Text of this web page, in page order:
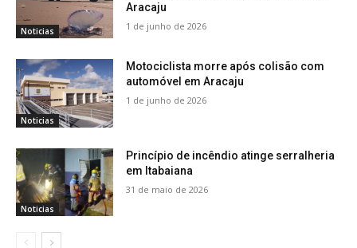
Noticias
Aracaju
1 de junho de 2026
Noticias
Motociclista morre após colisão com
automóvel em Aracaju
1 de junho de 2026
Noticias
Princípio de incêndio atinge serralheria
em Itabaiana
31 de maio de 2026